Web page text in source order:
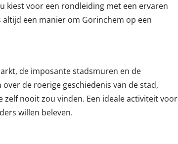
kiest voor een rondleiding met een ervaren
een manier om Gorinchem op een
de imposante stadsmuren en de
de roerige geschiedenis van de stad,
nooit zou vinden. Een ideale activiteit voor
willen beleven.